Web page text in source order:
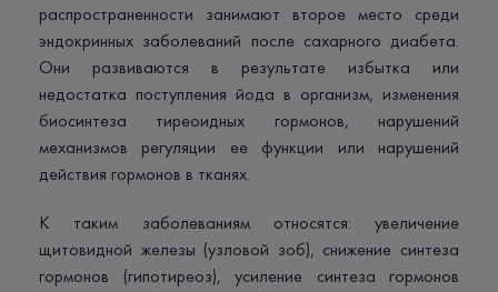
распространенности занимают второе место среди
эндокринных заболеваний после сахарного диабета.
Они развиваются в результате избытка или
недостатка поступления йода в организм, изменения
биосинтеза тиреоидных гормонов, нарушений
механизмов регуляции ее функции или нарушений
действия гормонов в тканях.
К таким заболеваниям относятся: увеличение
щитовидной железы (узловой зоб), снижение синтеза
гормонов (гипотиреоз), усиление синтеза гормонов